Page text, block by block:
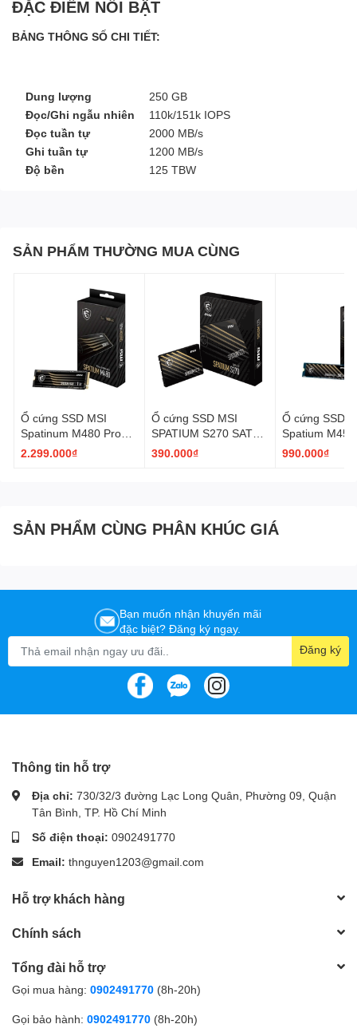
ĐẶC ĐIỂM NỔI BẬT
BẢNG THÔNG SỐ CHI TIẾT:
Dung lượng
250 GB
Đọc/Ghi ngẫu nhiên
110k/151k IOPS
Đọc tuần tự
2000 MB/s
Ghi tuần tự
1200 MB/s
Độ bền
125 TBW
SẢN PHẨM THƯỜNG MUA CÙNG
Ổ cứng SSD MSI
Spatinum M480 Pro
1TB | PCIe 4.0 NVMe
2.299.000₫
Ổ cứng SSD MSI
SPATIUM S270 SATA
2.5" 240GB
390.000₫
Ổ cứng SSD
Spatium
| PCIe 4.0
990.000₫
SẢN PHẨM CÙNG PHÂN KHÚC GIÁ
Bạn muốn nhận khuyến mãi
đặc biệt? Đăng ký ngay.
Đăng ký
Thông tin hỗ trợ
Địa chỉ: 730/32/3 đường Lạc Long Quân, Phường 09, Quận
Tân Bình, TP. Hồ Chí Minh
Số điện thoại: 0902491770
Email: thnguyen1203@gmail.com
Hỗ trợ khách hàng
Chính sách
Tổng đài hỗ trợ
Gọi mua hàng: 0902491770 (8h-20h)
Gọi bảo hành: 0902491770 (8h-20h)